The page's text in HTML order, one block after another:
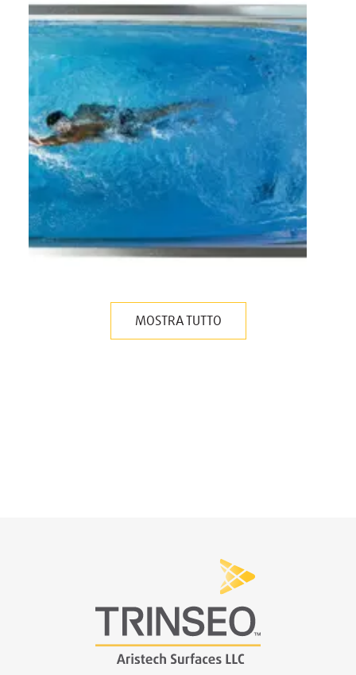
MOSTRA TUTTO